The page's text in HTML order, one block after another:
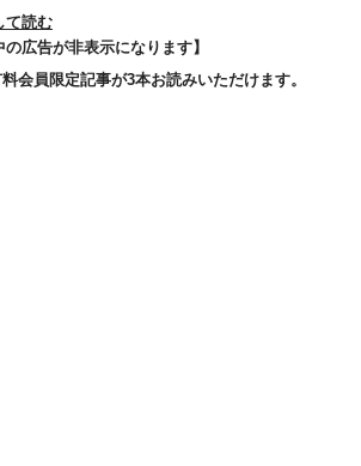
て読む
広告が非表示になります】
会員限定記事が3本お読みいただけます。